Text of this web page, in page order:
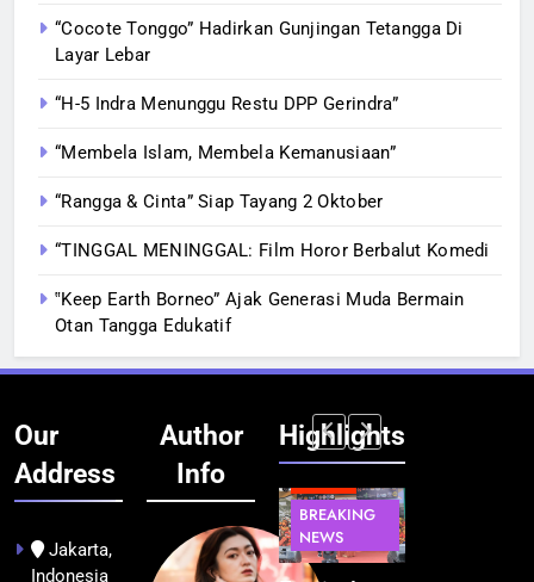
“Cocote Tonggo” Hadirkan Gunjingan Tetangga Di
Layar Lebar
“H-5 Indra Menunggu Restu DPP Gerindra”
“Membela Islam, Membela Kemanusiaan”
“Rangga & Cinta” Siap Tayang 2 Oktober
“TINGGAL MENINGGAL: Film Horor Berbalut Komedi
‟Keep Earth Borneo” Ajak Generasi Muda Bermain
Otan Tangga Edukatif
Our
Address
Jakarta,
Indonesia
Author
Info
Highlights
BERITA
NEWS
INFRASTRUKTUR
TEKNOLOGI
BREAKING
NEWS